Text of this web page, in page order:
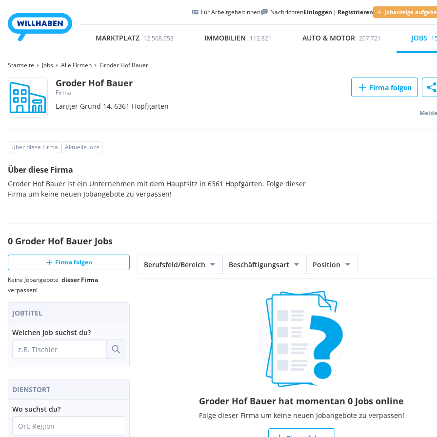
Für Arbeitgeber:innen NachrichtenEinloggen | Registrieren Jobanzeige
MARKTPLATZ 12.568.053 IMMOBILIEN 112.821 AUTO & MOTOR 207.721 JOBS
Startseite Jobs Alle Firmen Groder Hof Bauer
Groder Hof Bauer
Firma
Langer Grund 14,6361 Hopfgarten
Firma folgen
Über diese Firma Aktuelle Jobs
Über diese Firma
Groder Hof Bauer ist ein Unternehmen mit dem Hauptsitz in 6361 Hopfgarten. Folge dieser
Firma um keine neuen Jobangebote zu verpassen!
0 Groder Hof Bauer Jobs
Firma folgen
Keine Jobangebote dieser Firma
verpassen!
JOBTITEL
Welchen Job suchst du?
DIENSTORT
Wo suchst du?
Berufsfeld/Bereich Beschäftigungsart Position
Groder Hof Bauer hat momentan 0 Jobs online
Folge dieser Firma um keine neuen Jobangebote zu verpassen!